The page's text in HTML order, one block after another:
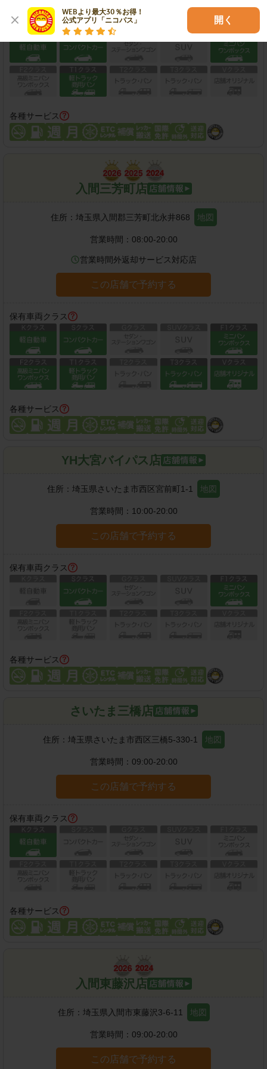
WEBより最大30％お得！
公式アプリ「ニコパス」
開く
保有車両クラス
各種サービス
入間三芳町店
住所： 埼玉県入間郡三芳町北永井868 地図
営業時間： 08:00-20:00
営業時間外返却サービス対応店
この店舗で予約する
保有車両クラス
各種サービス
YH大宮バイパス店
住所： 埼玉県さいたま市西区宮前町1-1 地図
営業時間： 10:00-20:00
この店舗で予約する
保有車両クラス
各種サービス
さいたま三橋店
住所： 埼玉県さいたま市西区三橋5-330-1 地図
営業時間： 09:00-20:00
この店舗で予約する
保有車両クラス
各種サービス
入間東藤沢店
住所： 埼玉県入間市東藤沢3-6-11 地図
営業時間： 09:00-20:00
この店舗で予約する